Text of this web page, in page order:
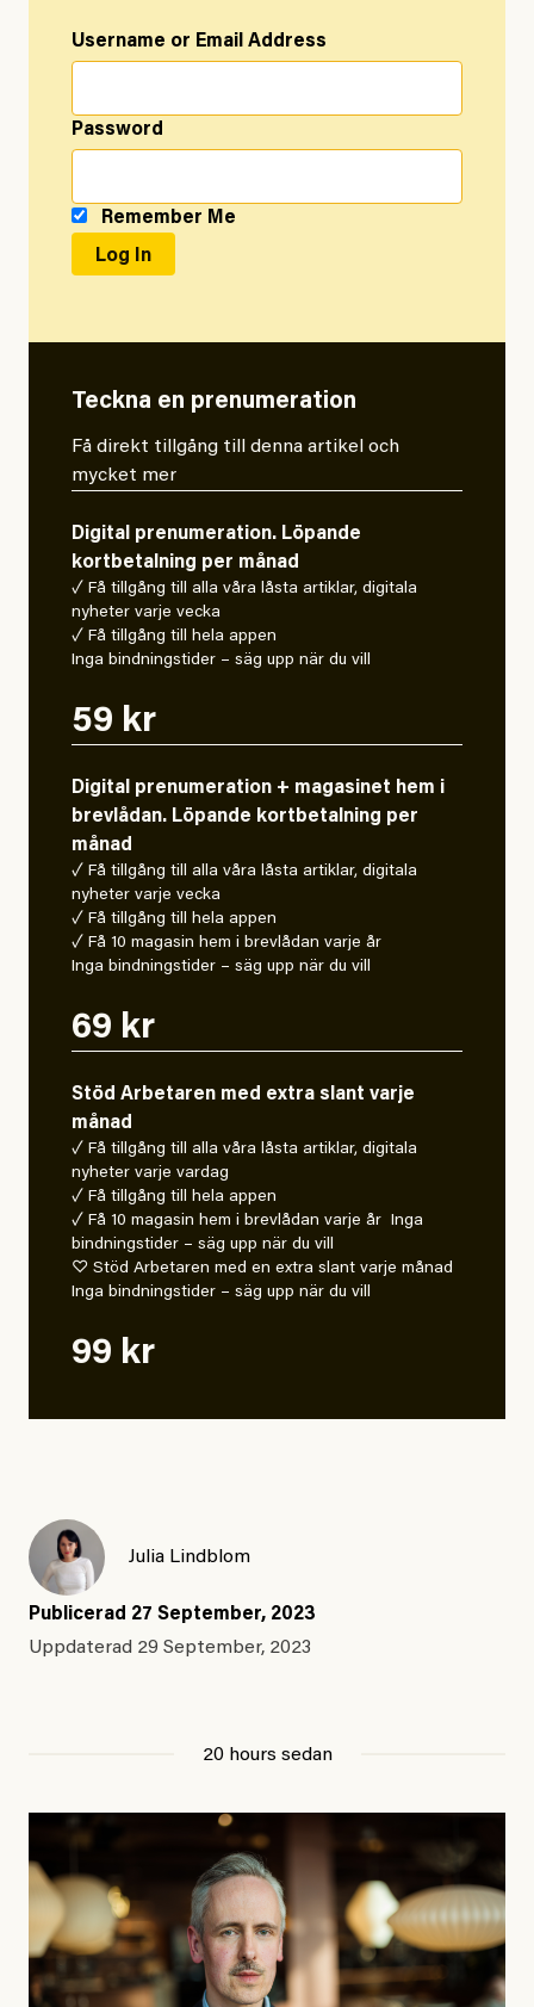
Username or Email Address
Password
Remember Me
Teckna en prenumeration
Få direkt tillgång till denna artikel och
mycket mer
Digital prenumeration. Löpande
kortbetalning per månad
✓ Få tillgång till alla våra låsta artiklar, digitala
nyheter varje vecka
✓ Få tillgång till hela appen
Inga bindningstider – säg upp när du vill
59 kr
Digital prenumeration + magasinet hem i
brevlådan. Löpande kortbetalning per
månad
✓ Få tillgång till alla våra låsta artiklar, digitala
nyheter varje vecka
✓ Få tillgång till hela appen
✓ Få 10 magasin hem i brevlådan varje år
Inga bindningstider – säg upp när du vill
69 kr
Stöd Arbetaren med extra slant varje
månad
✓ Få tillgång till alla våra låsta artiklar, digitala
nyheter varje vardag
✓ Få tillgång till hela appen
✓ Få 10 magasin hem i brevlådan varje år Inga
bindningstider – säg upp när du vill
♡ Stöd Arbetaren med en extra slant varje månad
Inga bindningstider – säg upp när du vill
99 kr
Julia Lindblom
Publicerad 27 September, 2023
Uppdaterad 29 September, 2023
20 hours sedan